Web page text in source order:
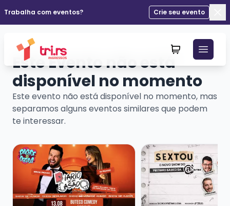
Trabalha com eventos?
Crie seu evento
Este Evento não está
disponível no momento
Este evento não está disponível no momento, mas
separamos alguns eventos similares que podem
te interessar.
Veja mais sobre EROS PRADO - DIÁRIO DE UM
Veja mais sobre